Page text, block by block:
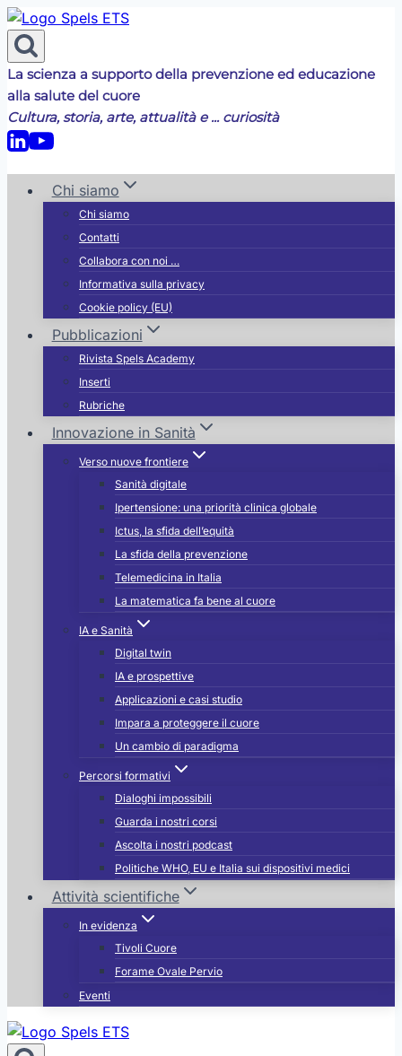
Salta
al
contenuto
La scienza a supporto della prevenzione ed educazione
alla salute del cuore
Cultura, storia, arte, attualità e ... curiosità
Chi siamo
Chi siamo
Contatti
Collabora con noi …
Informativa sulla privacy
Cookie policy (EU)
Pubblicazioni
Rivista Spels Academy
Inserti
Rubriche
Innovazione in Sanità
Verso nuove frontiere
Sanità digitale
Ipertensione: una priorità clinica globale
Ictus, la sfida dell’equità
La sfida della prevenzione
Telemedicina in Italia
La matematica fa bene al cuore
IA e Sanità
Digital twin
IA e prospettive
Applicazioni e casi studio
Impara a proteggere il cuore
Un cambio di paradigma
Percorsi formativi
Dialoghi impossibili
Guarda i nostri corsi
Ascolta i nostri podcast
Politiche WHO, EU e Italia sui dispositivi medici
Attività scientifiche
In evidenza
Tivoli Cuore
Forame Ovale Pervio
Eventi